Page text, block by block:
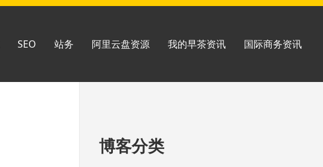
SEO 站务 阿里云盘资源 我的早茶资讯 国际商务资讯
至
博客分类